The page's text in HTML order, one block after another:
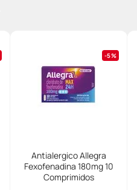
5%
Antialergico Allegra
Fexofenadina 180mg 10
Comprimidos